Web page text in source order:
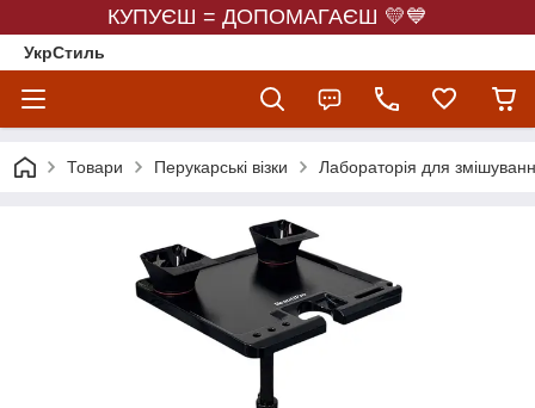
КУПУЄШ = ДОПОМАГАЄШ 💛💙
УкрСтиль
Товари Перукарські візки Лабораторія для